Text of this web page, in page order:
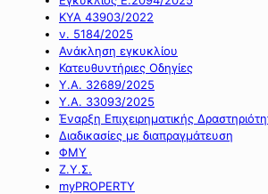
ΚΥΑ 43903/2022
ν. 5184/2025
Ανάκληση εγκυκλίου
Κατευθυντήριες Οδηγίες
Υ.Α. 32689/2025
Υ.Α. 33093/2025
Έναρξη Επιχειρηματικής
Διαδικασίες με διαπραγμάτευση
ΦΜΥ
Ζ.Υ.Σ.
myPROPERTY